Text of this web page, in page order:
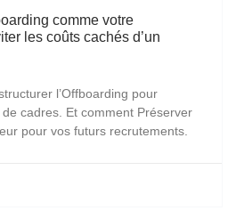
comme votre
les coûts cachés d’un
l’Offboarding pour
cadres. Et comment Préserver
pour vos futurs recrutements.